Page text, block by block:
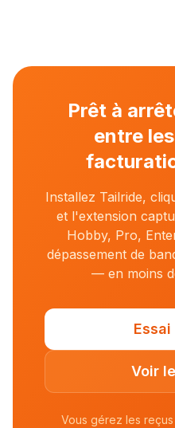
Prêt à
entre
Installez Tailride,
et l'extension
Hobby, Pro,
dépassement de
— en moins
Voir
Vous gérez les